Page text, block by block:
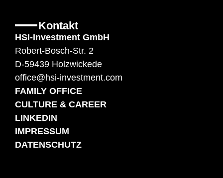
Kontakt
HSI-Investment GmbH
Robert-Bosch-Str. 2
D-59439 Holzwickede
office@hsi-investment.com
FAMILY OFFICE
CULTURE & CAREER
LINKEDIN
IMPRESSUM
DATENSCHUTZ